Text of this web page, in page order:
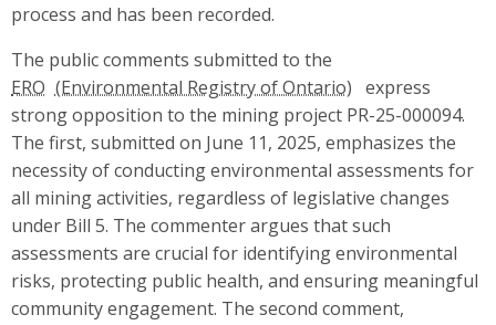
process and has been recorded.
The public comments submitted to the
ERO
express
strong opposition to the mining project PR-25-000094.
The first, submitted on June 11, 2025, emphasizes the
necessity of conducting environmental assessments for
all mining activities, regardless of legislative changes
under Bill 5. The commenter argues that such
assessments are crucial for identifying environmental
risks, protecting public health, and ensuring meaningful
community engagement. The second comment,